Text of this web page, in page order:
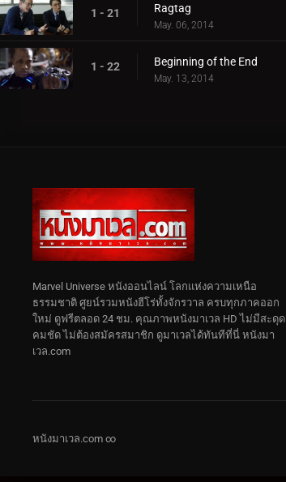
1 - 21 Ragtag
May. 06, 2014
1 - 22 Beginning of the End
May. 13, 2014
Marvel Universe หนังออนไลน์ โลกแห่งความเหนือ
ธรรมชาติ ศูยน์รวมหนังฮีโร่ทั้งจักรวาล ครบทุกภาคออก
ใหม่ ดูฟรีตลอด 24 ชม. คุณภาพหนังมาเวล HD ไม่มีสะดุด
คมชัด ไม่ต้องสมัครสมาชิก ดูมาเวลได้ทันทีที่นี่ หนังมา
เวล.com
หนังมาเวล.com ∞